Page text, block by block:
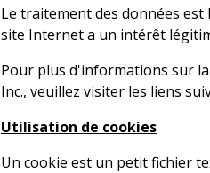
Le traitement des données
site Internet a un intérêt
Pour plus d'informations sur
Inc., veuillez visiter les liens
Utilisation de cookies
Un cookie est un petit fichier